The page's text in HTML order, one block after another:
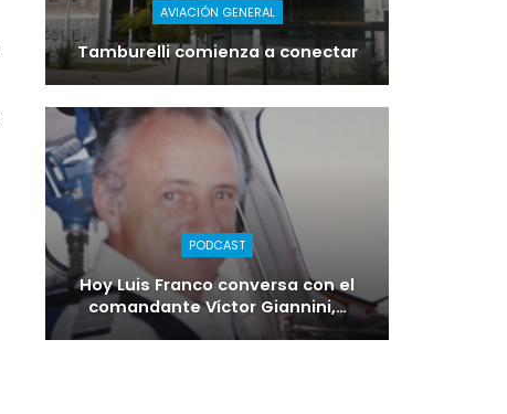
AVIACIÓN GENERAL
Tamburelli comienza a conectar
PODCAST
Hoy Luis Franco conversa con el
comandante Víctor Giannini,…